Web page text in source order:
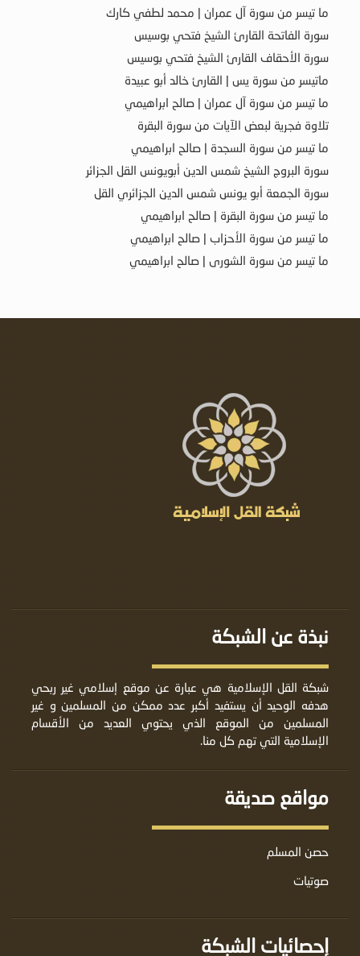
ما تيسر من سورة آل عمران | محمد لطفي كارك
سورة الفاتحة القارئ الشيخ فتحي بوسيس
سورة الأحقاف القارئ الشيخ فتحي بوسيس
ماتيسر من سورة يس | القارئ خالد أبو عبيدة
ما تيسر من سورة آل عمران | صالح ابراهيمي
تلاوة فجرية لبعض الآيات من سورة البقرة
ما تيسر من سورة السجدة | صالح ابراهيمي
سورة البروج الشيخ شمس الدين أبويونس القل الجزائر
سورة الجمعة أبو يونس شمس الدين الجزائري القل
ما تيسر من سورة البقرة | صالح ابراهيمي
ما تيسر من سورة الأحزاب | صالح ابراهيمي
ما تيسر من سورة الشورى | صالح ابراهيمي
نبذة عن الشبكة
شبكة القل الإسلامية هي عبارة عن موقع إسلامي غير ربحي
هدفه الوحيد أن يستفيد أكبر عدد ممكن من المسلمين و غير
المسلمين من الموقع الذي يحتوي العديد من الأقسام
الإسلامية التي تهم كل منا.
مواقع صديقة
حصن المسلم
صوتيات
إحصائيات الشبكة